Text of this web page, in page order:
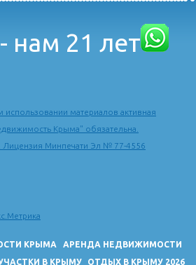
нам 21 лет
материалов активная
Крыма" обязательна.
Минпечати Эл № 77-4556
КРЫМА
АРЕНДА НЕДВИЖИМОСТИ
В КРЫМУ ОТДЫХ В КРЫМУ 2026